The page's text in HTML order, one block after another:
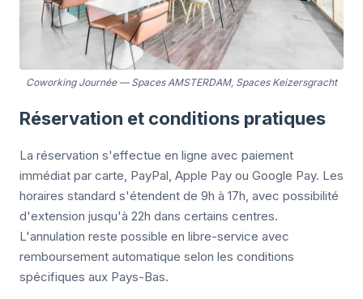
Coworking Journée— Spaces AMSTERDAM, Spaces Keizersgracht
Réservation et conditions pratiques
La réservation s'effectue en ligne avec paiement
immédiat par carte, PayPal, Apple Pay ou Google Pay. Les
horaires standard s'étendent de 9h à 17h, avec possibilité
d'extension jusqu'à 22h dans certains centres.
L'annulation reste possible en libre-service avec
remboursement automatique selon les conditions
spécifiques aux Pays-Bas.